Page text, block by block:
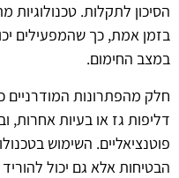
הסיכון לתקלות.
בזמן אמת, כך שהמפעילים
במצב החימום.
חלק מהפתרונות המודרניים
דליפות גז או בעיות אחרות,
פוטנציאליים. השימוש
הבטיחות אלא גם יכול